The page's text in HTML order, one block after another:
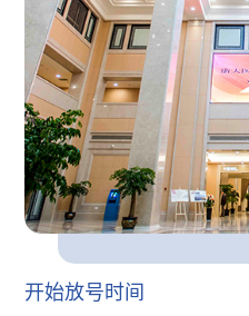
开始放号时间